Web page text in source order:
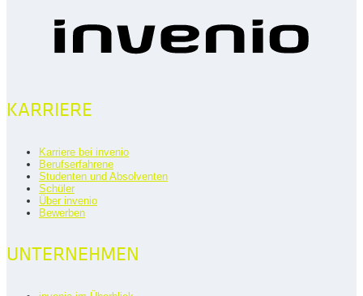
KARRIERE
Karriere bei invenio
Berufserfahrene
Studenten und Absolventen
Schüler
Über invenio
Bewerben
UNTERNEHMEN